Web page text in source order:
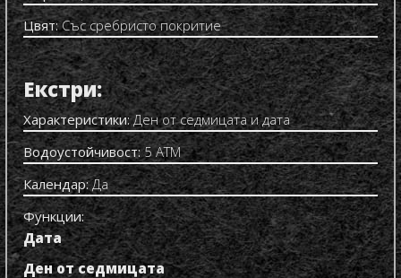
Цвят:Със сребристо покритие
Екстри:
Характеристики:Ден от седмицата и дата
Водоустойчивост:5 ATM
Календар:Да
Функции:
Дата
Ден от седмицата